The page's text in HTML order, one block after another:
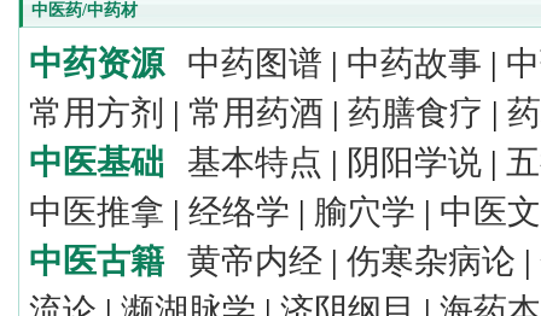
中医药/中药材
中药资源 中药图谱 | 中药故事 |
常用方剂 | 常用药酒 | 药膳食疗 |
中医基础
基本特点 | 阴阳学说 |
中医推拿 | 经络学 | 腧穴学 | 中医
中医古籍
黄帝内经 | 伤寒杂病论 |